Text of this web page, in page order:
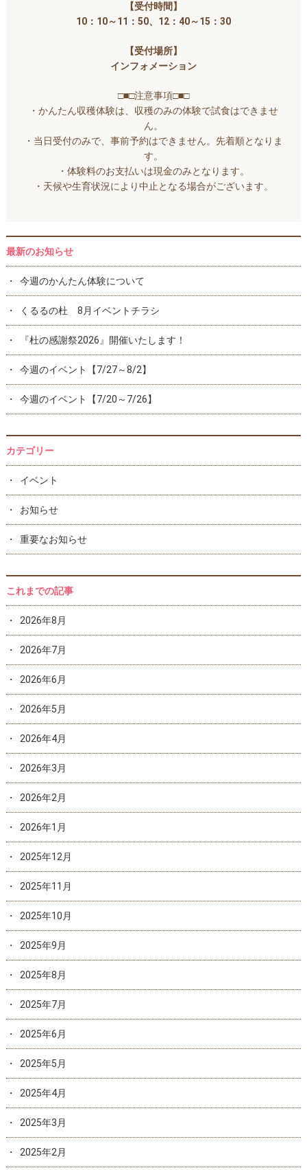
【受付時間】
10：10～11：50、12：40～15：30
【受付場所】
インフォメーション
□■□注意事項□■□
・かんたん収穫体験は、収穫のみの体験で試食はできませ
ん。
・当日受付のみで、事前予約はできません。先着順となりま
す。
・体験料のお支払いは現金のみとなります。
・天候や生育状況により中止となる場合がございます。
最新のお知らせ
今週のかんたん体験について
くるるの杜 8月イベントチラシ
『杜の感謝祭2026』開催いたします！
今週のイベント【7/27～8/2】
今週のイベント【7/20～7/26】
カテゴリー
イベント
お知らせ
重要なお知らせ
これまでの記事
2026年8月
2026年7月
2026年6月
2026年5月
2026年4月
2026年3月
2026年2月
2026年1月
2025年12月
2025年11月
2025年10月
2025年9月
2025年8月
2025年7月
2025年6月
2025年5月
2025年4月
2025年3月
2025年2月